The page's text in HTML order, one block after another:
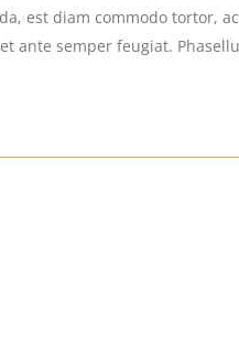
est diam commodo tortor,
ante semper feugiat.